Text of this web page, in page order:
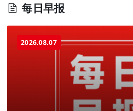
每日早报
2026.08.07